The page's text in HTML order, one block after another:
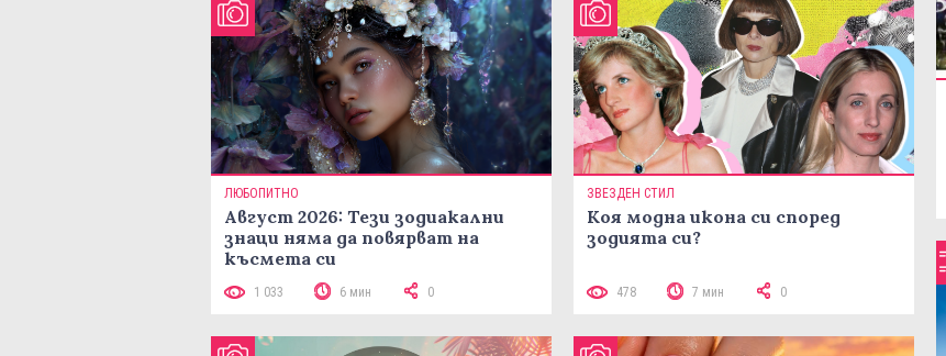
ЛЮБОПИТНО
Август 2026: Тези зодиакални
знаци няма да повярват на
късмета си
1 033 6 мин 0
ЗВЕЗДЕН СТИЛ
Коя модна икона си според
зодията си?
478 7 мин 0